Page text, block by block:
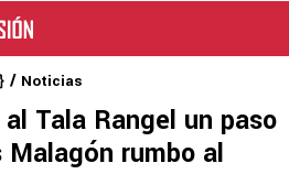
Noticias
Tala Rangel un paso
rumbo al